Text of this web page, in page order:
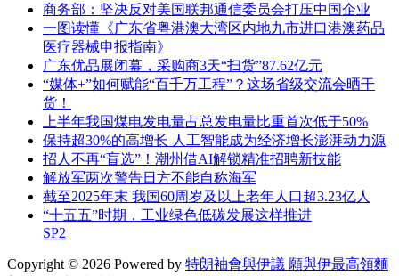
商务部：坚决反对美国联邦通信委员会打压中国企业
一图读懂《广东省粤港澳大湾区内地九市进口港澳药品
医疗器械申报指南》
广东优品展闭幕，采购商3天“扫货”87.62亿元
“媒体+”如何赋能“百千万工程”？这场省级交流会晒干
货！
上半年我国煤电发电量占总发电量比重首次低于50%
保持‌超30%的高增长 人工智能成为经济增长澎湃动力源
招人不再“盲选”！潮州借AI解锁精准招聘新技能
解放军两次警告日方不能自称海军
截至2025年末 我国60周岁及以上老年人口超3.23亿人
“十五五”时期，工业绿色低碳发展这样推进
SP2
Copyright © 2026 Powered by 特朗袖會與伊議 願與伊最高領麵